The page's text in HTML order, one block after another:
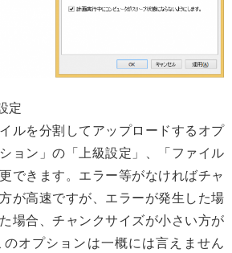
定
ルを分割してアップロードするオプ
ョン」の「上級設定」、「ファイル
できます。エラー等がなければチャ
が高速ですが、エラーが発生した場
場合、チャンクサイズが小さい方が
オプションは一概には言えません